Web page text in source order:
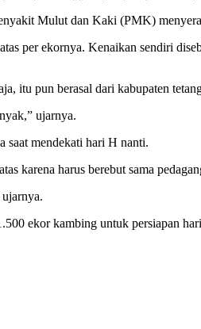
Mulut dan Kaki (PMK)
per ekornya. Kenaikan sendiri
itu pun berasal dari kabupaten
ujarnya.
saat mendekati hari H nanti.
karena harus berebut sama
ekor kambing untuk persiapan